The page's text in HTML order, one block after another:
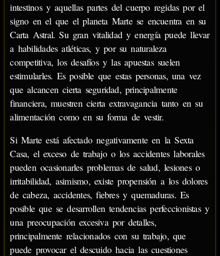
intestinos y aquellas partes del cuerpo regidas por el
signo en el que el planeta Marte se encuentra en su
Carta Astral. Su gran vitalidad y energía puede llevar
a habilidades atléticas, y por su naturaleza
competitiva, los desafíos y las apuestas suelen
estimularles. Es posible que estas personas, una vez
que alcancen cierta seguridad, principalmente
financiera, muestren cierta extravagancia tanto en su
alimentación como en su forma de vestir.
Si Marte está afectado negativamente en la Sexta
Casa, el exceso de trabajo o los accidentes laborales
pueden ocasionarles problemas de salud, lesiones o
irritabilidad, asimismo, existe propensión a los dolores
de cabeza, accidentes, fiebres y quemaduras. Es
posible que se desarrollen tendencias perfeccionistas y
una preocupación excesiva por detalles,
principalmente relacionados con su trabajo, que
puede provocar el descuido hacia las cuestiones